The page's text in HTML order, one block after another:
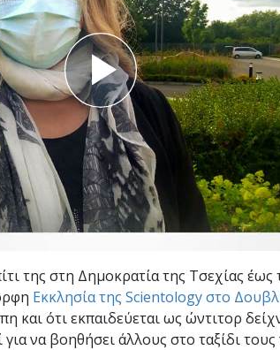
Σαηεντολογίας
της στη Δημοκρατία της Τσεχίας έως
Εκκλησία της Scientology στο
και ότι εκπαιδεύεται ως ώντιτορ
να βοηθήσει άλλους στο ταξίδι